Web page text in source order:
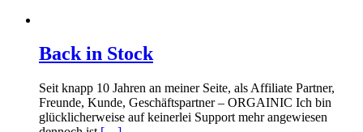
Back in Stock
Seit knapp 10 Jahren an meiner Seite, als Affiliate Partner,
Freunde, Kunde, Geschäftspartner – ORGAINIC Ich bin
glücklicherweise auf keinerlei Support mehr angewiesen